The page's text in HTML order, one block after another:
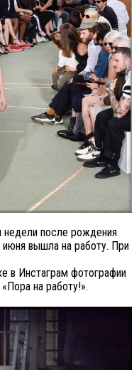
недели после рождения
июня вышла на работу. При
в Инстаграм фотографии
на работу!».